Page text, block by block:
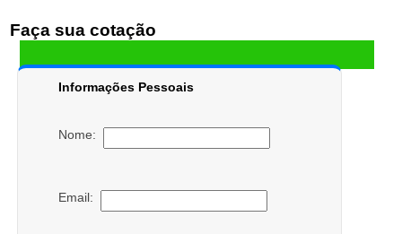
Faça sua cotação
Informações Pessoais
Nome:
Email: